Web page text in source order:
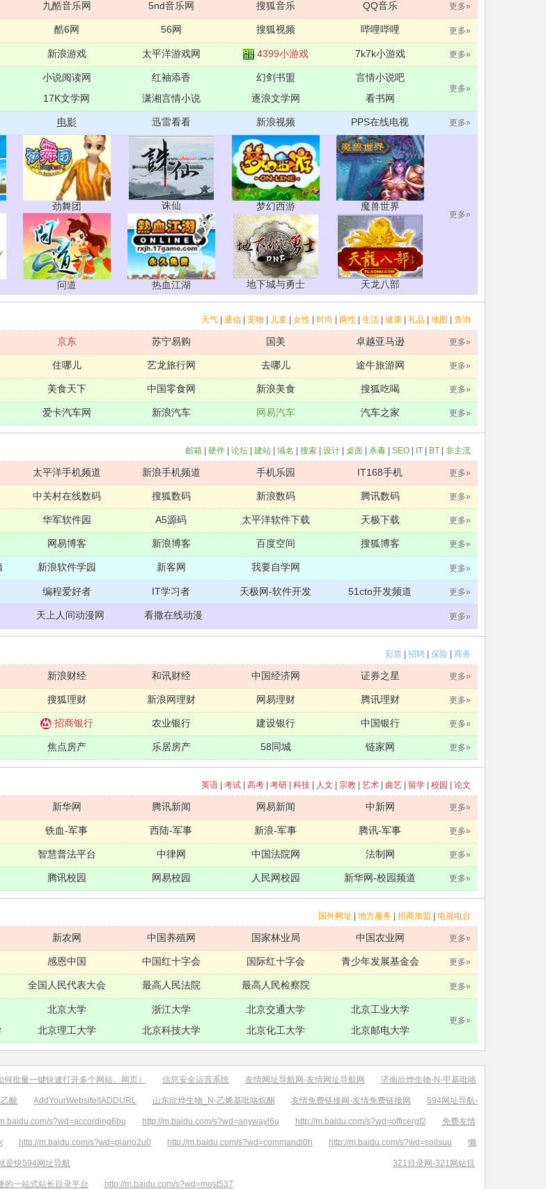
九酷音乐网 5nd音乐网 搜狐音乐 QQ音乐 更多»
酷6网 56网 搜狐视频 哔哩哔哩 更多»
新浪游戏 太平洋游戏网 4399小游戏 7k7k小游戏 更多»
小说阅读网 红袖添香 幻剑书盟
言情小说吧
17K文学网 潇湘言情小说 逐浪文学网 看书网
更多»
电影 迅雷看看 新浪视频 PPS在线电视 更多»
劲舞团 诛仙 梦幻西游 魔兽世界
问道 热血江湖 地下城与勇士 天龙八部
更多»
天气 | 通信 | 宠物 | 儿童 | 女性 | 时尚 | 两性 | 生活 | 健康 | 礼品 | 地图 | 查询
京东 苏宁易购 国美 卓越亚马逊 更多»
住哪儿 艺龙旅行网 去哪儿 途牛旅游网 更多»
美食天下 中国零食网 新浪美食 搜狐吃喝 更多»
爱卡汽车网 新浪汽车 网易汽车 汽车之家 更多»
邮箱 | 硬件 | 论坛 | 建站 | 域名 | 搜索 | 设计 | 桌面 | 杀毒 | SEO | IT | BT | 非主流
太平洋手机频道 新浪手机频道 手机乐园 IT168手机 更多»
中关村在线数码 搜狐数码 新浪数码 腾讯数码 更多»
华军软件园 A5源码 太平洋软件下载 天极下载 更多»
网易博客 新浪博客 百度空间 搜狐博客 更多»
新浪软件学园 新客网 我要自学网 更多»
编程爱好者 IT学习者 天极网-软件开发 51cto开发频道 更多»
天上人间动漫网 看撒在线动漫 更多»
彩票 | 招聘 | 保险 | 商务
新浪财经 和讯财经 中国经济网 证券之星 更多»
搜狐理财 新浪网理财 网易理财 腾讯理财 更多»
招商银行 农业银行 建设银行 中国银行 更多»
焦点房产 乐居房产 58同城 链家网 更多»
英语 | 考试 | 高考 | 考研 | 科技 | 人文 | 宗教 | 艺术 | 曲艺 | 留学 | 校园 | 论文
新华网 腾讯新闻 网易新闻 中新网 更多»
铁血-军事 西陆-军事 新浪-军事 腾讯-军事 更多»
智慧普法平台 中律网 中国法院网 法制网 更多»
腾讯校园 网易校园 人民网校园 新华网-校园频道 更多»
国外网址 | 地方服务 | 招商加盟 | 电视电台
新农网 中国养殖网 国家林业局 中国农业网 更多»
感恩中国 中国红十字会 国际红十字会 青少年发展基金会 更多»
全国人民代表大会 最高人民法院 最高人民检察院 更多»
北京大学 浙江大学 北京交通大学
北京工业大学
北京理工大学 北京科技大学 北京化工大学 北京邮电大学
更多»
批量一键快速打开多个网站、网页） 信息安全运营系统 友情网址导航网-友情网址导航网 济南欣烨生物-N-甲基吡咯
酸 AddYourWebsite!|ADDURL 山东欣烨生物_N-乙烯基吡咯烷酮 友情免费链接网-友情免费链接网 594网址导航-
s?wd=according6bu http://m.baidu.com/s?wd=anywayl6u http://m.baidu.com/s?wd=officergf2 免费友情
http://m.baidu.com/s?wd=piano2u0 http://m.baidu.com/s?wd=commandl0h http://m.baidu.com/s?wd=soilsuu 懒
是快594网址导航 321目录网-321网站目
的一站式站长目录平台 http://m.baidu.com/s?wd=most537